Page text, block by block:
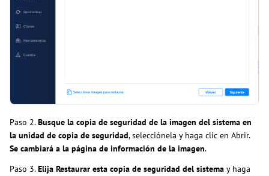
Paso 2.Busque la copia de seguridad de la imagen del sistema en
la unidad de copia de seguridad, selecciónela y haga clic en Abrir.
Se cambiará a la página de información de la imagen.
Paso 3.Elija Restaurar esta copia de seguridad del sistema y haga